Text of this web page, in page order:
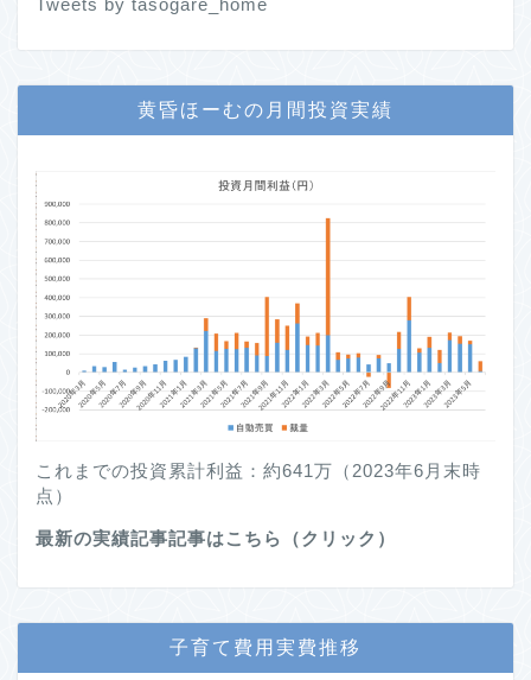
黄昏ほーむの月間投資実績
これまでの投資累計利益：約641万（2023年6月末時
点）
最新の実績記事記事はこちら（クリック）
子育て費用実費推移